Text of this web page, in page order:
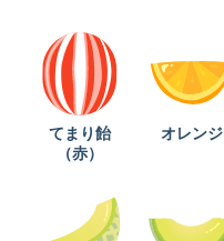
てまり飴
（赤）
オレンジ